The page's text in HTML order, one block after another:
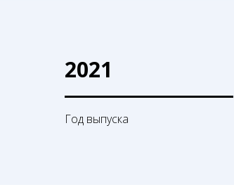
2021
Год выпуска